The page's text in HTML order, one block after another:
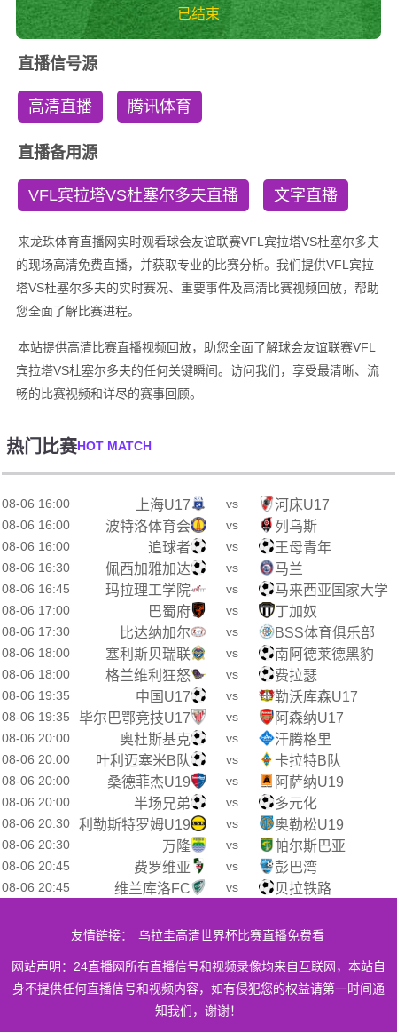
已结束
直播信号源
高清直播 腾讯体育
直播备用源
VFL宾拉塔VS杜塞尔多夫直播 文字直播
来龙珠体育直播网实时观看球会友谊联赛VFL宾拉塔VS杜塞尔多夫
的现场高清免费直播，并获取专业的比赛分析。我们提供VFL宾拉
塔VS杜塞尔多夫的实时赛况、重要事件及高清比赛视频回放，帮助
您全面了解比赛进程。
本站提供高清比赛直播视频回放，助您全面了解球会友谊联赛VFL
宾拉塔VS杜塞尔多夫的任何关键瞬间。访问我们，享受最清晰、流
畅的比赛视频和详尽的赛事回顾。
热门比赛HOT MATCH
08-06 16:00 上海U17 vs 河床U17
08-06 16:00 波特洛体育会 vs 列乌斯
08-06 16:00 追球者 vs 王母青年
08-06 16:30 佩西加雅加达 vs 马兰
08-06 16:45 玛拉理工学院 vs 马来西亚国家大学
08-06 17:00 巴蜀府 vs 丁加奴
08-06 17:30 比达纳加尔 vs BSS体育俱乐部
08-06 18:00 塞利斯贝瑞联 vs 南阿德莱德黑豹
08-06 18:00 格兰维利狂怒 vs 费拉瑟
08-06 19:35 中国U17 vs 勒沃库森U17
08-06 19:35 毕尔巴鄂竞技U17 vs 阿森纳U17
08-06 20:00 奥杜斯基克 vs 汗腾格里
08-06 20:00 叶利迈塞米B队 vs 卡拉特B队
08-06 20:00 桑德菲杰U19 vs 阿萨纳U19
08-06 20:00 半场兄弟 vs 多元化
08-06 20:30 利勒斯特罗姆U19 vs 奥勒松U19
08-06 20:30 万隆 vs 帕尔斯巴亚
08-06 20:45 费罗维亚 vs 彭巴湾
08-06 20:45 维兰库洛FC vs 贝拉铁路
友情链接： 乌拉圭高清世界杯比赛直播免费看
网站声明：24直播网所有直播信号和视频录像均来自互联网，本站自
身不提供任何直播信号和视频内容，如有侵犯您的权益请第一时间通
知我们，谢谢！